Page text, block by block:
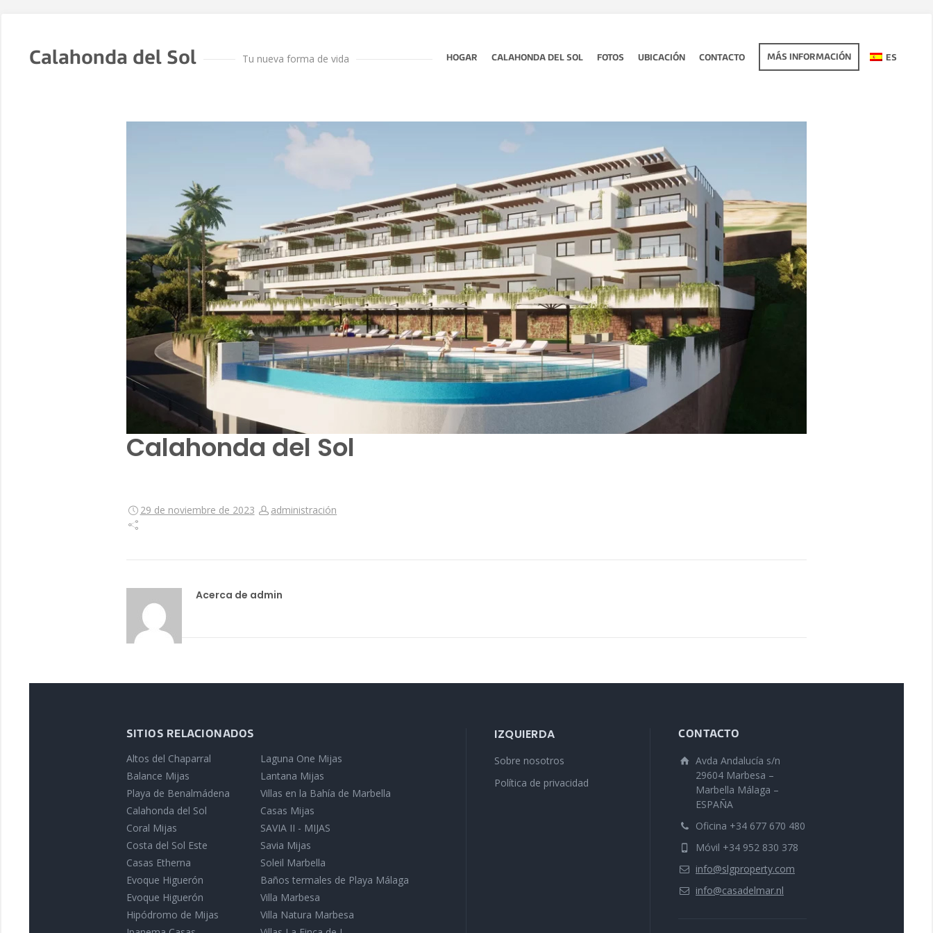
Calahonda del Sol Tu nueva forma de vida HOGAR CALAHONDA DEL SOL FOTOS UBICACIÓN CONTACTO MÁS INFORMACIÓN ES
Calahonda del Sol
29 de noviembre de 2023 administración
Acerca de admin
SITIOS RELACIONADOS
Altos del Chaparral
Balance Mijas
Playa de Benalmádena
Calahonda del Sol
Coral Mijas
Costa del Sol Este
Casas Etherna
Evoque Higuerón
Evoque Higuerón
Hipódromo de Mijas
Laguna One Mijas
Lantana Mijas
Villas en la Bahía de Marbella
Casas Mijas
SAVIA II - MIJAS
Savia Mijas
Soleil Marbella
Baños termales de Playa Málaga
Villa Marbesa
Villa Natura Marbesa
IZQUIERDA
Sobre nosotros
Política de privacidad
CONTACTO
Avda Andalucía s/n
29604 Marbesa –
Marbella Málaga –
ESPAÑA
Oficina +34 677 670 480
Móvil +34 952 830 378
info@slgproperty.com
info@casadelmar.nl